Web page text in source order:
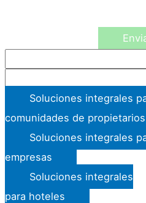
Soluciones integrales
comunidades de propietarios
Soluciones integrales
empresas
Soluciones integrales
para hoteles